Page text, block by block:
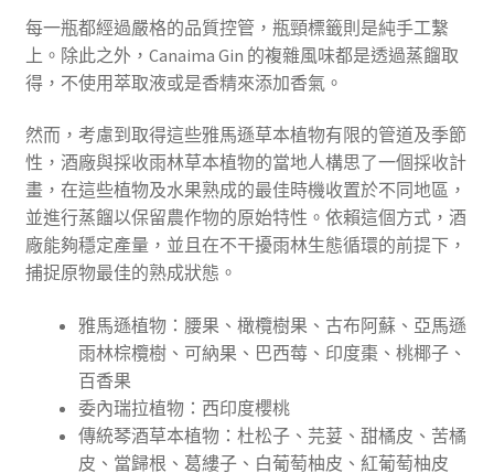
每一瓶都經過嚴格的品質控管，瓶頸標籤則是純手工繫
上。除此之外，Canaima Gin 的複雜風味都是透過蒸餾取
得，不使用萃取液或是香精來添加香氣。
然而，考慮到取得這些雅馬遜草本植物有限的管道及季節
性，酒廠與採收雨林草本植物的當地人構思了一個採收計
畫，在這些植物及水果熟成的最佳時機收置於不同地區，
並進行蒸餾以保留農作物的原始特性。依賴這個方式，酒
廠能夠穩定產量，並且在不干擾雨林生態循環的前提下，
捕捉原物最佳的熟成狀態。
雅馬遜植物：腰果、橄欖樹果、古布阿蘇、亞馬遜
雨林棕欖樹、可納果、巴西莓、印度棗、桃椰子、
百香果
委內瑞拉植物：西印度櫻桃
傳統琴酒草本植物：杜松子、芫荽、甜橘皮、苦橘
皮、當歸根、葛縷子、白葡萄柚皮、紅葡萄柚皮